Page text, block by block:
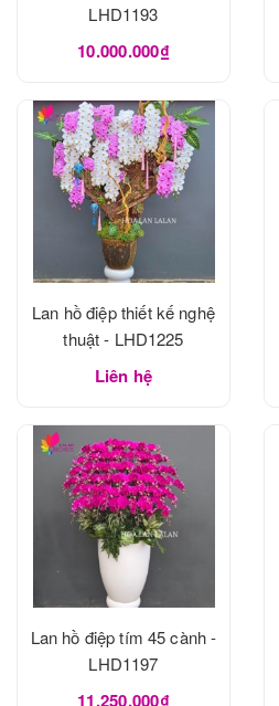
LHD1193
10.000.000₫
Lan hồ điệp thiết kế nghệ
thuật - LHD1225
Liên hệ
Lan hồ điệp tím 45 cành -
LHD1197
11.250.000₫